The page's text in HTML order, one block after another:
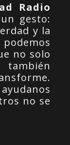
Radio
gesto:
y la
no solo
no se